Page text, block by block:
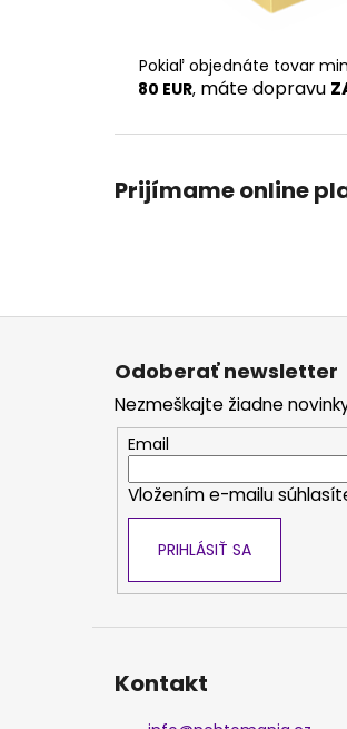
Pokiaľ objednáte tovar
80 EUR, máte dopravu
Prijímame online
Z
Odoberať newsletter
Nezmeškajte žiadne
Email
Vložením e-mailu
PRIHLÁSIŤ SA
Kontakt